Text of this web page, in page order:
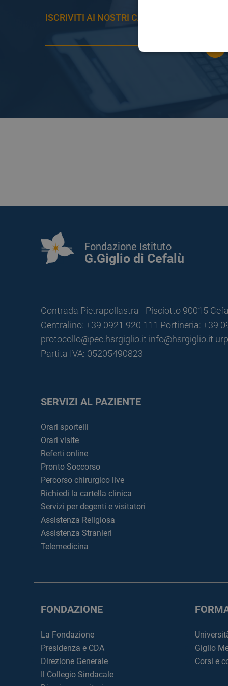
ISCRIVITI AI NOSTRI CANALI PER RESTARE
Fondazione Istituto
G.Giglio di Cefalù
Contrada Pietrapollastra - Pisciotto 90015
Centralino: +39 0921 920 111 Portineria: +39
protocollo@pec.hsrgiglio.it info@hsrgiglio.it
Partita IVA: 05205490823
SERVIZI AL PAZIENTE
Orari sportelli
Orari visite
Referti online
Pronto Soccorso
Percorso chirurgico live
Richiedi la cartella clinica
Servizi per degenti e visitatori
Assistenza Religiosa
Assistenza Stranieri
Telemedicina
FONDAZIONE
La Fondazione
Presidenza e CDA
Direzione Generale
Il Collegio Sindacale
Giglio
Corsi e